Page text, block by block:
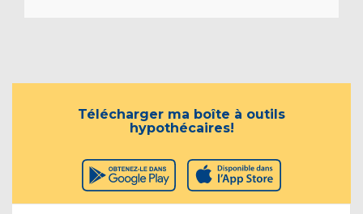
Télécharger ma boîte à outils
hypothécaires!